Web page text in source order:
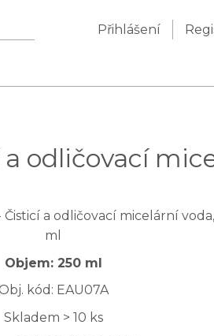
Přihlášení
odličovací
Objem: 250 ml
Obj. kód: EAU07A
Skladem > 10 ks